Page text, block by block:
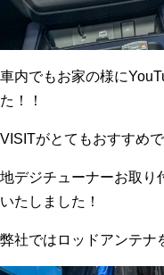
車内でもお家の様に
た！！
VISITがとてもおすすめ
地デジチューナーお取り
いたしました！
弊社ではロッドアンテナ